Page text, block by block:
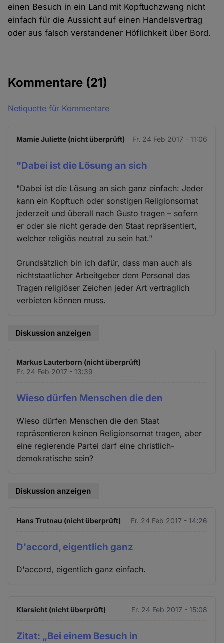
einen Besuch in ein Land mit Kopftuchzwang nicht
einfach für die Aussicht auf einen Handelsvertrag
oder aus falsch verstandener Höflichkeit über Bord.
Kommentare (21)
Netiquette für Kommentare
Mamie Juliette (nicht überprüft) Fr. 24 Feb 2017 - 11:06
"Dabei ist die Lösung an sich
"Dabei ist die Lösung an sich ganz einfach: Jeder
kann ein Kopftuch oder sonstigen Religionsornat
jederzeit und überall nach Gusto tragen – sofern
er oder sie nicht gerade den Staat repräsentiert,
welcher religiös neutral zu sein hat."
Grundsätzlich bin ich dafür, dass man auch als
nichtstaatlicher Arbeitgeber dem Personal das
Tragen religiöser Zeichen jeder Art vertraglich
verbieten können muss.
Diskussion anzeigen
Markus Lauterborn (nicht überprüft)
Fr. 24 Feb 2017 - 13:39
Wieso dürfen Menschen die den
Wieso dürfen Menschen die den Staat
repräsentieren keinen Religionsornat tragen, aber
eine regierende Partei darf eine christlich-
demokratische sein?
Diskussion anzeigen
Hans Trutnau (nicht überprüft) Fr. 24 Feb 2017 - 14:26
D'accord, eigentlich ganz
D'accord, eigentlich ganz einfach.
Klarsicht (nicht überprüft) Fr. 24 Feb 2017 - 15:08
Zitat: „Bei einem Besuch in